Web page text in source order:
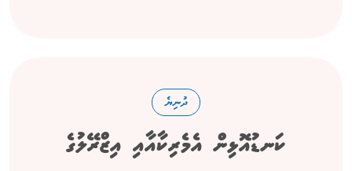
ދުނިޔެ
ކަނޑުއޮޅިން އެމެރިކާއާއި އިޒްރޭލުގެ